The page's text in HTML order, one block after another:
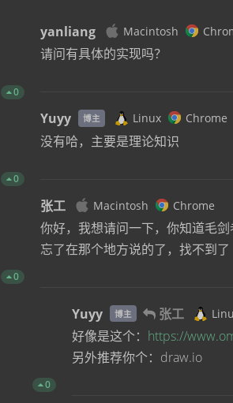
0
yanliang Macintosh
请问有具体的实现吗？
0
Yuyy 博主 Linux Chrome
没有哈，主要是理论知识
0
张工 Macintosh Chrome
你好，我想请问一下，你知道毛
忘了在那个地方说的了，找不到了
0
Yuyy 博主 张工
好像是这个： https://
另外推荐你个：draw.io